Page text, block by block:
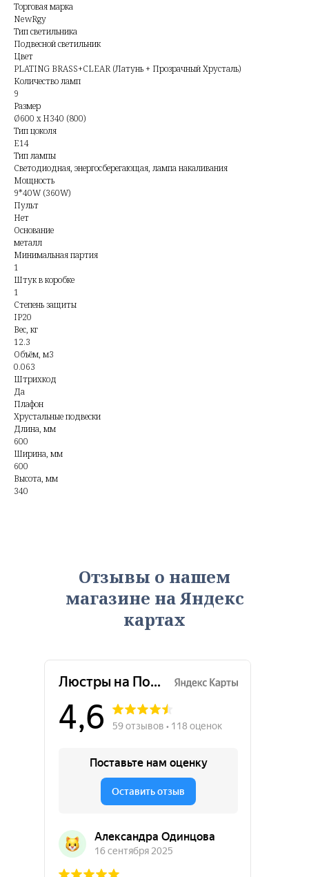
Торговая марка
NewRgy
Тип светильника
Подвесной светильник
Цвет
PLATING BRASS+CLEAR (Латунь + Прозрачный Хрусталь)
Количество ламп
9
Размер
Ø600 x H340 (800)
Тип цоколя
E14
Тип лампы
Светодиодная, энергосберегающая, лампа накаливания
Мощность
9*40W (360W)
Пульт
Нет
Основание
металл
Минимальная партия
1
Штук в коробке
1
Степень защиты
IP20
Вес, кг
12.3
Объём, м3
0.063
Штрихкод
Да
Плафон
Хрустальные подвески
Длина, мм
600
Ширина, мм
600
Высота, мм
340
Отзывы о нашем
магазине на Яндекс
картах